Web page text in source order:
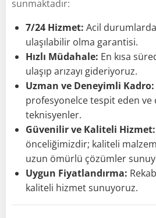
sunmaktadır:
7/24 Hizmet: Acil
ulaşılabilir olma garantisi.
Hızlı Müdahale: En kısa
ulaşıp arızayı gideriyoruz.
Uzman ve Deneyimli Kadro:
profesyonelce tespit eden ve
teknisyenler.
Güvenilir ve Kaliteli Hizmet:
önceliğimizdir; kaliteli
uzun ömürlü çözümler
Uygun Fiyatlandırma:
kaliteli hizmet sunuyoruz.